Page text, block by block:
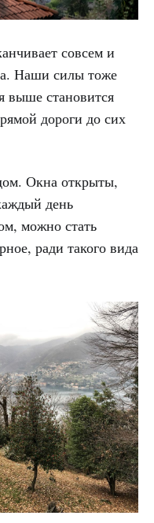
совсем и
Наши силы тоже
выше становится
дороги до сих
Окна открыты,
день
можно стать
ради такого вида